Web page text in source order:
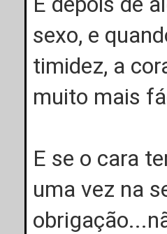
sexo, e
timidez, a
muito mais
E se o cara
uma vez na